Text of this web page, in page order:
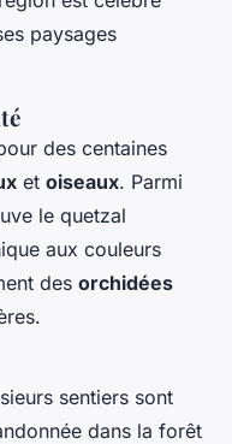
paysages
des centaines
et oiseaux. Parmi
le quetzal
aux couleurs
des orchidées
sentiers sont
dans la forêt